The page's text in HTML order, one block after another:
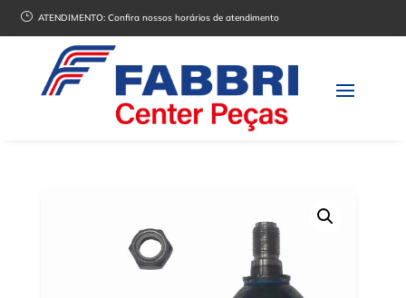
} ATENDIMENTO:Confira nossos horários de atendimento